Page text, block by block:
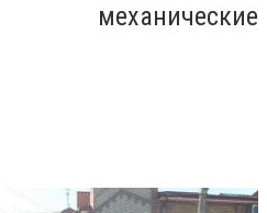
механические